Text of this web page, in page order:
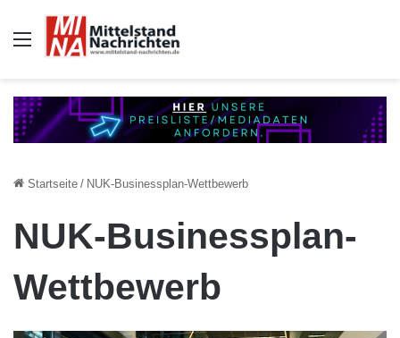
Auswahl
Startseite / NUK-Businessplan-Wettbewerb
NUK-Businessplan-
Wettbewerb